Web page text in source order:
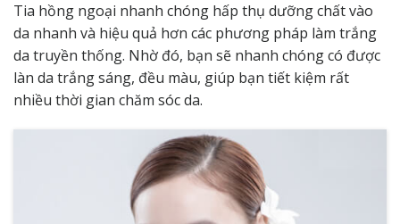
Tia hồng ngoại nhanh chóng hấp thụ dưỡng chất vào
da nhanh và hiệu quả hơn các phương pháp làm trắng
da truyền thống. Nhờ đó, bạn sẽ nhanh chóng có được
làn da trắng sáng, đều màu, giúp bạn tiết kiệm rất
nhiều thời gian chăm sóc da.